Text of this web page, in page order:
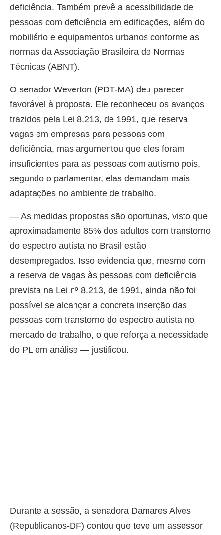
deficiência. Também prevê a acessibilidade de
pessoas com deficiência em edificações, além do
mobiliário e equipamentos urbanos conforme as
normas da Associação Brasileira de Normas
Técnicas (ABNT).
O senador Weverton (PDT-MA) deu parecer
favorável à proposta. Ele reconheceu os avanços
trazidos pela Lei 8.213, de 1991, que reserva
vagas em empresas para pessoas com
deficiência, mas argumentou que eles foram
insuficientes para as pessoas com autismo pois,
segundo o parlamentar, elas demandam mais
adaptações no ambiente de trabalho.
— As medidas propostas são oportunas, visto que
aproximadamente 85% dos adultos com transtorno
do espectro autista no Brasil estão
desempregados. Isso evidencia que, mesmo com
a reserva de vagas às pessoas com deficiência
prevista na Lei nº 8.213, de 1991, ainda não foi
possível se alcançar a concreta inserção das
pessoas com transtorno do espectro autista no
mercado de trabalho, o que reforça a necessidade
do PL em análise — justificou.
Durante a sessão, a senadora Damares Alves
(Republicanos-DF) contou que teve um assessor